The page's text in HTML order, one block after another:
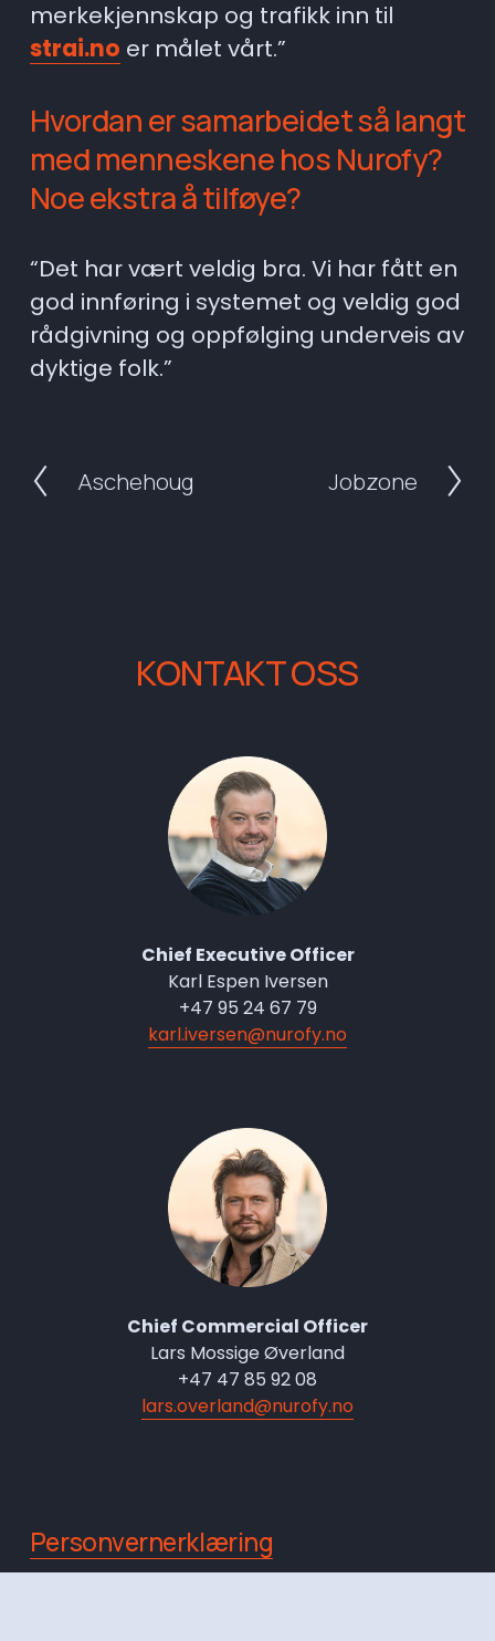
strai.no er målet vårt.”
Hvordan er samarbeidet så langt
med menneskene hos Nurofy?
Noe ekstra å tilføye?
“Det har vært veldig bra. Vi har fått en
god innføring i systemet og veldig god
rådgivning og oppfølging underveis av
dyktige folk.”
P
Aschehoug
N
Jobzone
KONTAKT OSS
Chief Executive Officer
Karl Espen Iversen
+47 95 24 67 79
karl.iversen@nurofy.no
Chief Commercial Officer
Lars Mossige Øverland
+47 47 85 92 08
lars.overland@nurofy.no
Personvernerklæring